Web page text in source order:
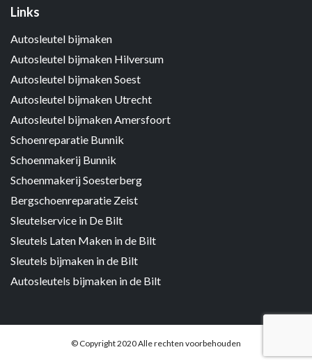
Links
Autosleutel bijmaken
Autosleutel bijmaken Hilversum
Autosleutel bijmaken Soest
Autosleutel bijmaken Utrecht
Autosleutel bijmaken Amersfoort
Schoenreparatie Bunnik
Schoenmakerij Bunnik
Schoenmakerij Soesterberg
Bergschoenreparatie Zeist
Sleutelservice in De Bilt
Sleutels Laten Maken in de Bilt
Sleutels bijmaken in de Bilt
Autosleutels bijmaken in de Bilt
© Copyright 2020 Alle rechten voorbehouden